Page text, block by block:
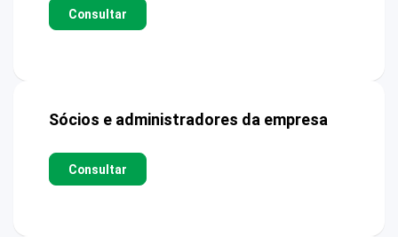
Consultar
Sócios e administradores da empresa
Consultar